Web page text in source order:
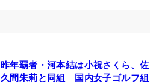
昨年覇者・河本結は小祝さくら、佐
久間朱莉と同組 国内女子ゴルフ組